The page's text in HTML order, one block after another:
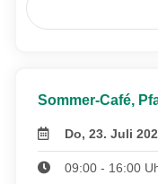
Sommer-Café,
Do, 23. Juli
09:00 - 16:00